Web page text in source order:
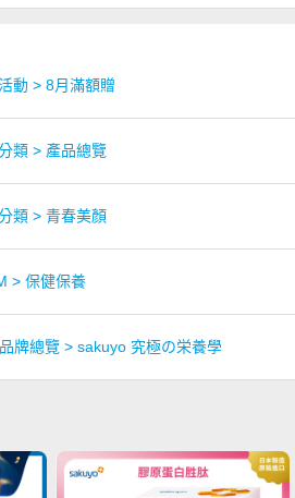
動 > 8月滿額贈
類 > 產品總覽
類 > 青春美顏
> 保健保養
牌總覽 > sakuyo 究極の栄養學